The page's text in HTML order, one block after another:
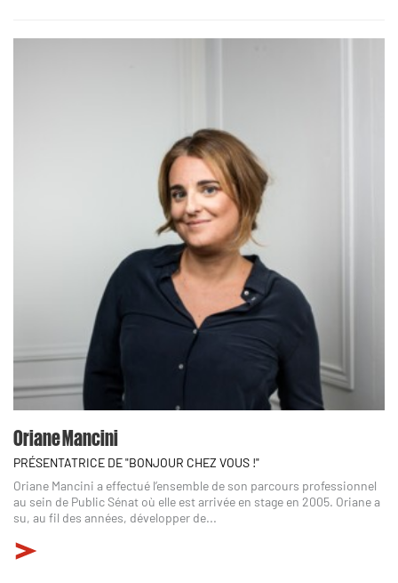
Oriane Mancini
PRÉSENTATRICE DE "BONJOUR CHEZ VOUS !"
Oriane Mancini a effectué l’ensemble de son parcours professionnel
au sein de Public Sénat où elle est arrivée en stage en 2005. Oriane a
su, au fil des années, développer de...